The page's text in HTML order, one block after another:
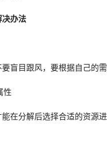
决办法
盲目跟风，要根据自己的
性
在分解后选择合适的资源